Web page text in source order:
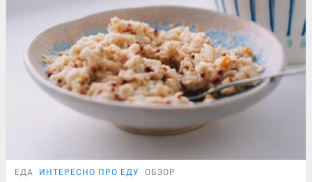
ЕДА ИНТЕРЕСНО ПРО ЕДУ ОБЗОР